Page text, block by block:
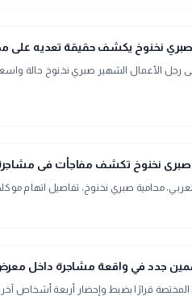
نخنوخ يكشف حقيقة تعديه على
رجل الأعمال الشهير صبري نخنوخ حالة
صبرى نخنوخ تكشف مفاجأت فى
تفاصيل اتهام موكلها وابن شقيقه و4 من معاونيه، في مشاجرة مع صاحب معرض
قرارًا بضبط وإحضار أربعة أشخاص